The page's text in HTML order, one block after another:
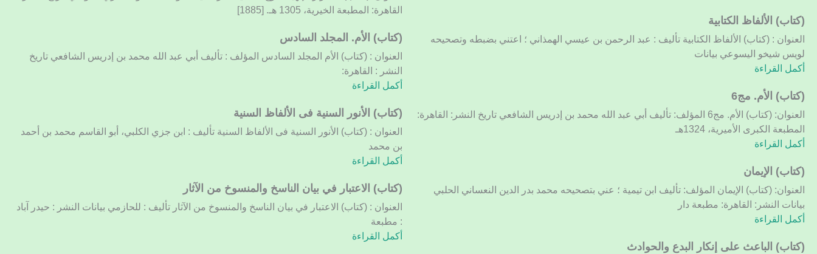
سيد
الأبرار
القاهرة: المطبعة الخيرية، 1305 هـ. [1885]
(كتاب) الألفاظ الكتابية
العنوان : (كتاب) الألفاظ الكتابية تأليف : عبد الرحمن بن عيسي الهمذاني ؛ اعتني بضبطه وتصحيحه
لويس شيخو اليسوعي بيانات
أكمل القراءة
(كتاب)
الألفاظ
الكتابية
(كتاب) الأم. المجلد السادس
العنوان : (كتاب) الأم المجلد السادس المؤلف : تأليف أبي عبد الله محمد بن إدريس الشافعي تاريخ
النشر : القاهرة:
أكمل القراءة
(كتاب)
الأم.
السادس
(كتاب) الأم. مج6
العنوان: (كتاب) الأم. مج6 المؤلف: تأليف أبي عبد الله محمد بن إدريس الشافعي تاريخ النشر: القاهرة:
المطبعة الكبرى الأميرية، 1324هـ
أكمل القراءة
(كتاب)
الأم.
(كتاب) الأنور السنية فى الألفاظ السنية
العنوان : (كتاب) الأنور السنية فى الألفاظ السنية تأليف : ابن جزي الكلبي، أبو القاسم محمد بن أحمد
بن محمد
أكمل القراءة
(كتاب)
الأنور
السنية
(كتاب) الإيمان
العنوان: (كتاب) الإيمان المؤلف: تأليف ابن تيمية ؛ عني بتصحيحه محمد بدر الدين النعساني الحلبي
بيانات النشر: القاهرة: مطبعة دار
أكمل القراءة
(كتاب)
الإيمان
(كتاب) الاعتبار في بيان الناسخ والمنسوخ من الآثار
العنوان : (كتاب) الاعتبار في بيان الناسخ والمنسوخ من الآثار تأليف : للحازمي بيانات النشر : حيدر آباد
: مطبعة
أكمل القراءة
(كتاب)
الاعتبار
(كتاب) الباعث على إنكار البدع والحوادث
(كتاب)